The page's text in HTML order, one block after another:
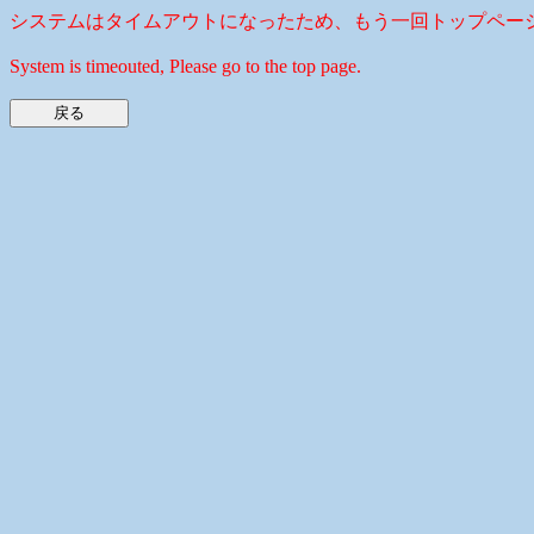
システムはタイムアウトになったため、もう一回トップペー
System is timeouted, Please go to the top page.